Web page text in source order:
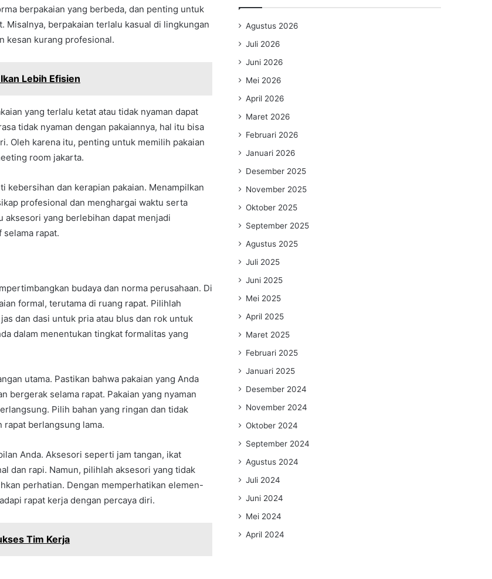
berpakaian yang berbeda, dan penting untuk
Misalnya, berpakaian terlalu kasual di lingkungan
kesan kurang profesional.
Lebih Efisien
yang terlalu ketat atau tidak nyaman dapat
tidak nyaman dengan pakaiannya, hal itu bisa
Oleh karena itu, penting untuk memilih pakaian
room jakarta.
kebersihan dan kerapian pakaian. Menampilkan
profesional dan menghargai waktu serta
aksesori yang berlebihan dapat menjadi
rapat.
budaya dan norma perusahaan. Di
formal, terutama di ruang rapat. Pilihlah
dan dasi untuk pria atau blus dan rok untuk
dalam menentukan tingkat formalitas yang
utama. Pastikan bahwa pakaian yang Anda
bergerak selama rapat. Pakaian yang nyaman
Pilih bahan yang ringan dan tidak
rapat berlangsung lama.
Anda. Aksesori seperti jam tangan, ikat
dan rapi. Namun, pilihlah aksesori yang tidak
perhatian. Dengan memperhatikan elemen-
rapat kerja dengan percaya diri.
Tim Kerja
Agustus 2026
Juli 2026
Juni 2026
Mei 2026
April 2026
Maret 2026
Februari 2026
Januari 2026
Desember 2025
November 2025
Oktober 2025
September 2025
Agustus 2025
Juli 2025
Juni 2025
Mei 2025
April 2025
Maret 2025
Februari 2025
Januari 2025
Desember 2024
November 2024
Oktober 2024
September 2024
Agustus 2024
Juli 2024
Juni 2024
Mei 2024
April 2024